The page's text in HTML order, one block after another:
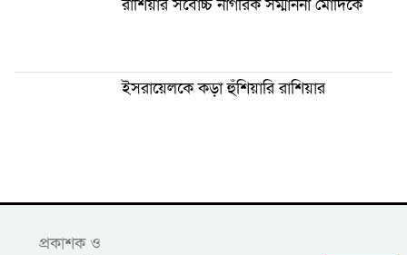
রাশিয়ার সর্বোচ্চ নাগরিক সম্মাননা মোদিকে
ইসরায়েলকে কড়া হুঁশিয়ারি রাশিয়ার
প্রকাশক ও